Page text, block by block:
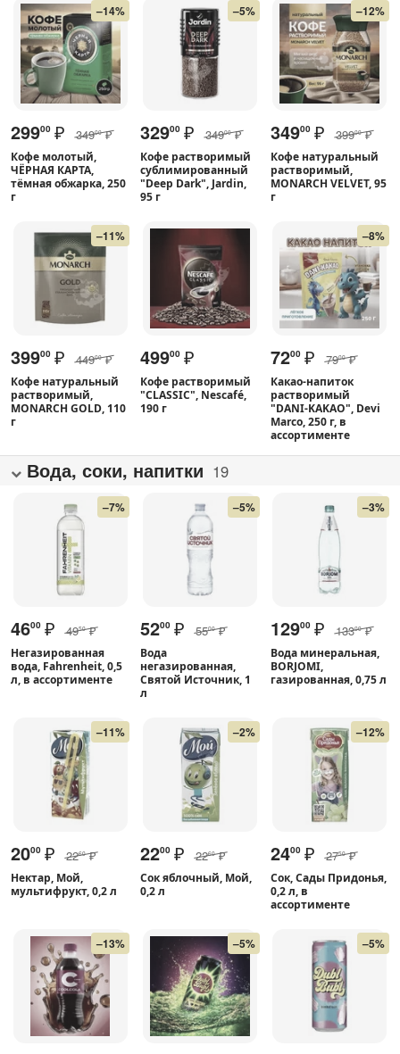
–14%
29900 ₽ 34900 ₽
Кофе молотый,
ЧЁРНАЯ КАРТА,
тёмная обжарка, 250
г
–5%
32900 ₽ 34900 ₽
Кофе растворимый
сублимированный
"Deep Dark", Jardin,
95 г
–12%
34900 ₽ 39900 ₽
Кофе натуральный
растворимый,
MONARCH VELVET, 95
г
–11%
39900 ₽ 44900 ₽
Кофе натуральный
растворимый,
MONARCH GOLD, 110
г
49900 ₽
Кофе растворимый
"CLASSIC", Nescafé,
190 г
–8%
7200 ₽ 7900 ₽
Какао-напиток
растворимый
"DANI-KAKAO", Devi
Marco, 250 г, в
ассортименте
Вода, соки, напитки 19
–7%
4600 ₽ 4950 ₽
Негазированная
вода, Fahrenheit, 0,5
л, в ассортименте
–5%
5200 ₽ 5500 ₽
Вода
негазированная,
Святой Источник, 1
л
–3%
12900 ₽ 13300 ₽
Вода минеральная,
BORJOMI,
газированная, 0,75 л
–11%
2000 ₽ 2260 ₽
Нектар, Мой,
мультифрукт, 0,2 л
–2%
2200 ₽ 2260 ₽
Сок яблочный, Мой,
0,2 л
–12%
2400 ₽ 2750 ₽
Сок, Сады Придонья,
0,2 л, в
ассортименте
–13% –5% –5%